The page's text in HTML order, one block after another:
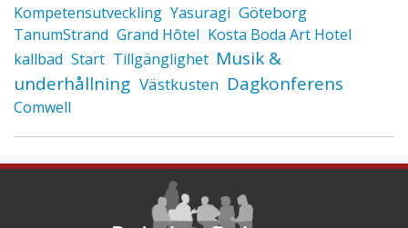
Kompetensutveckling Yasuragi Göteborg
TanumStrand Grand Hôtel Kosta Boda Art Hotel
kallbad Start Tillgänglighet Musik &
underhållning Västkusten Dagkonferens
Comwell